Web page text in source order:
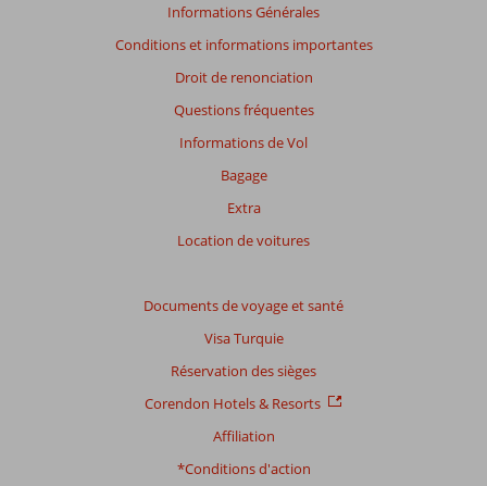
Informations Générales
Conditions et informations importantes
Droit de renonciation
Questions fréquentes
Informations de Vol
Bagage
Extra
Location de voitures
Documents de voyage et santé
Visa Turquie
Réservation des sièges
Corendon Hotels & Resorts
Affiliation
*Conditions d'action